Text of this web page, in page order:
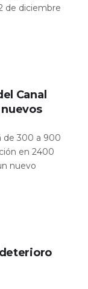
de diciembre
Canal
de 300 a 900
en 2400
nuevo